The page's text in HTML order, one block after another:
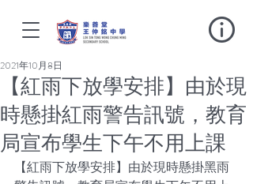
【紅雨下放學安排】由於現
時懸掛紅雨警告訊號，教育
局宣布學生下午不用上課
2021年10月8日
【紅雨下放學安排】由於現時懸掛黑雨